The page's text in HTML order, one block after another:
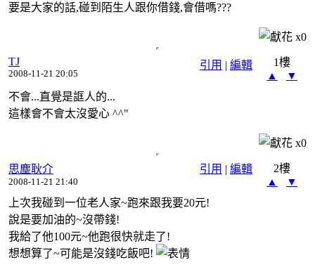
要是大家的話,碰到陌生人跟你借錢,會借嗎???
x0
引用 | 編輯
TJ
2008-11-21 20:05
1樓
▲
▼
不會...直覺是誆人的...
這樣會不會太沒愛心 ^^"
x0
引用 | 編輯
思塵耿介
2008-11-21 21:40
2樓
▲
▼
上次我碰到一位老人家~跑來跟我要20元!
說是要加油的~沒帶錢!
我給了他100元~他跑很快就走了!
想想算了~可能是沒錢吃飯吧!